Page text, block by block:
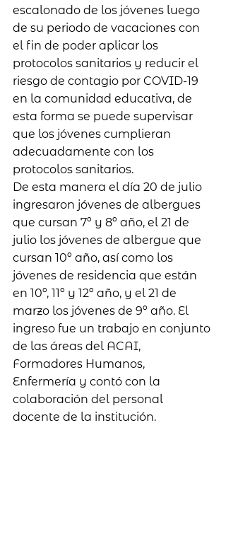
escalonado de los jóvenes luego
de su periodo de vacaciones con
el fin de poder aplicar los
protocolos sanitarios y reducir el
riesgo de contagio por COVID-19
en la comunidad educativa, de
esta forma se puede supervisar
que los jóvenes cumplieran
adecuadamente con los
protocolos sanitarios.
De esta manera el día 20 de julio
ingresaron jóvenes de albergues
que cursan 7º y 8º año, el 21 de
julio los jóvenes de albergue que
cursan 10º año, así como los
jóvenes de residencia que están
en 10º, 11º y 12º año, y el 21 de
marzo los jóvenes de 9º año. El
ingreso fue un trabajo en conjunto
de las áreas del ACAI,
Formadores Humanos,
Enfermería y contó con la
colaboración del personal
docente de la institución.